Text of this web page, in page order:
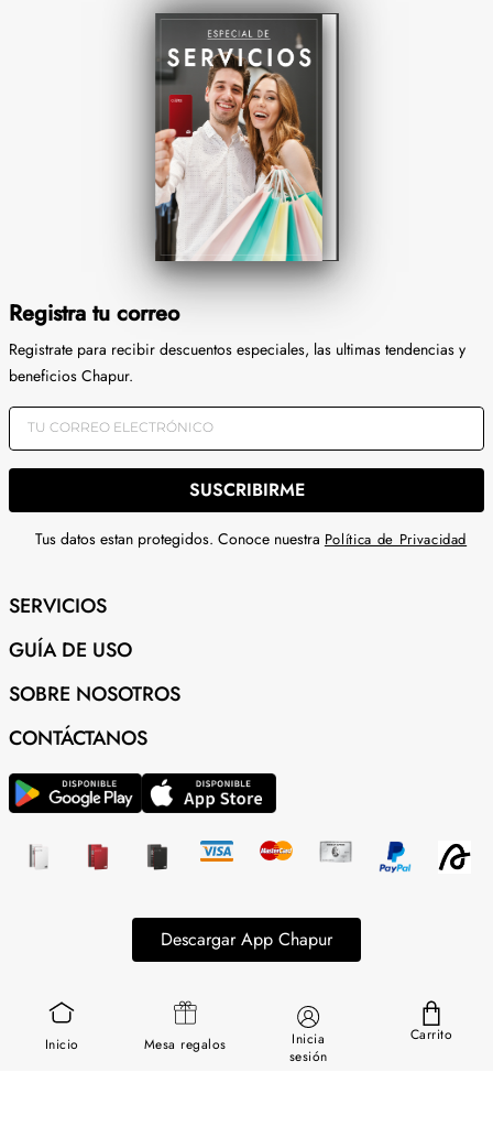
Inicio Mesa regalos
Inicia
sesión
Carrito
Registra tu correo
Registrate para recibir descuentos especiales, las ultimas tendencias y
beneficios Chapur.
SUSCRIBIRME
Tus datos estan protegidos. Conoce nuestra Política de Privacidad
SERVICIOS
GUÍA DE USO
SOBRE NOSOTROS
CONTÁCTANOS
Descargar App Chapur
Síguenos en nuestras redes